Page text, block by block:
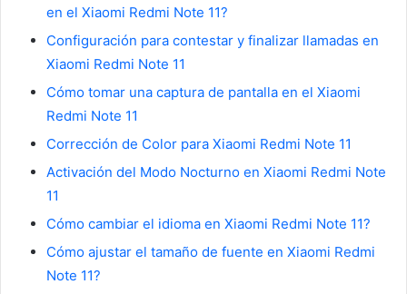
en el Xiaomi Redmi Note 11?
Configuración para contestar y finalizar llamadas en
Xiaomi Redmi Note 11
Cómo tomar una captura de pantalla en el Xiaomi
Redmi Note 11
Corrección de Color para Xiaomi Redmi Note 11
Activación del Modo Nocturno en Xiaomi Redmi Note
11
Cómo cambiar el idioma en Xiaomi Redmi Note 11?
Cómo ajustar el tamaño de fuente en Xiaomi Redmi
Note 11?